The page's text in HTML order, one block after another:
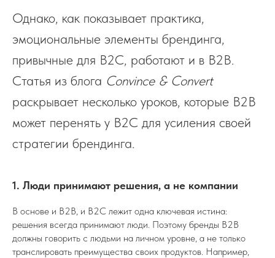
Однако, как показывает практика,
эмоциональные элементы брендинга,
привычные для B2C, работают и в B2B.
Статья из блога Convince & Convert
раскрывает несколько уроков, которые B2B
может перенять у B2C для усиления своей
стратегии брендинга.
1. Люди принимают решения, а не компании
В основе и B2B, и B2C лежит одна ключевая истина:
решения всегда принимают люди. Поэтому бренды B2B
должны говорить с людьми на личном уровне, а не только
транслировать преимущества своих продуктов. Например,